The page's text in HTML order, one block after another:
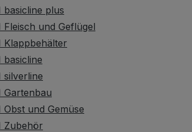
basicline plus
Fleisch und Geflügel
Klappbehälter
basicline
silverline
Gartenbau
Obst und Gemüse
Zubehör